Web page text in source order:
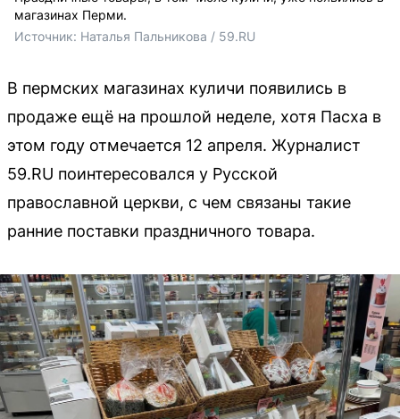
магазинах Перми.
Источник: Наталья Пальникова / 59.RU
В пермских магазинах куличи появились в
продаже ещё на прошлой неделе, хотя Пасха в
этом году отмечается 12 апреля. Журналист
59.RU поинтересовался у Русской
православной церкви, с чем связаны такие
ранние поставки праздничного товара.